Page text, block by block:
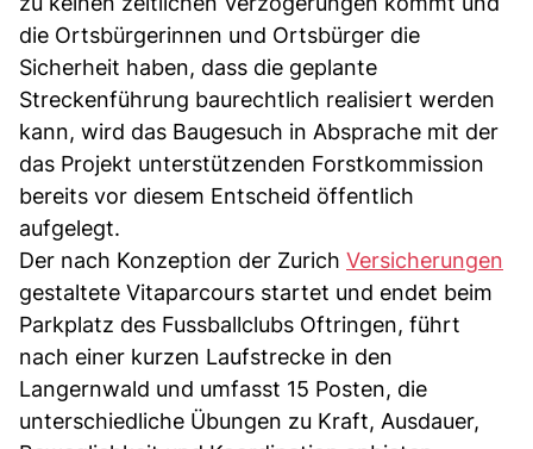
die Ortsbürgerinnen und Ortsbürger die
Sicherheit haben, dass die geplante
Streckenführung baurechtlich realisiert werden
kann, wird das Baugesuch in Absprache mit der
das Projekt unterstützenden Forstkommission
bereits vor diesem Entscheid öffentlich
aufgelegt.
Der nach Konzeption der Zurich Versicherungen
gestaltete Vitaparcours startet und endet beim
Parkplatz des Fussballclubs Oftringen, führt
nach einer kurzen Laufstrecke in den
Langernwald und umfasst 15 Posten, die
unterschiedliche Übungen zu Kraft, Ausdauer,